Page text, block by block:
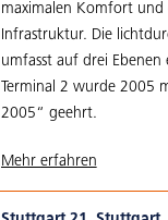
maximalen Komfort und
Infrastruktur. Die
umfasst auf drei Ebenen
Terminal 2 wurde 2005
2005“ geehrt.
Mehr erfahren